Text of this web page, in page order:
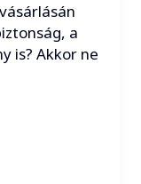
a
is? Akkor ne